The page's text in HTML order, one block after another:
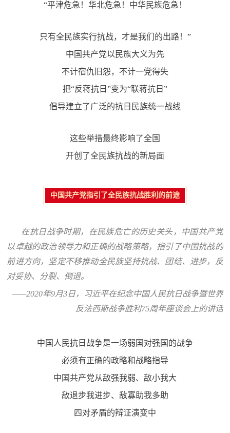
“平津危急！华北危急！中华民族危急！
只有全民族实行抗战，才是我们的出路！”
中国共产党以民族大义为先
不计宿仇旧怨，不计一党得失
把“反蒋抗日”变为“联蒋抗日”
倡导建立了广泛的抗日民族统一战线
这些举措最终影响了全国
开创了全民族抗战的新局面
中国共产党指引了全民族抗战胜利的前途
在抗日战争时期，在民族危亡的历史关头，中国共产党
以卓越的政治领导力和正确的战略策略，指引了中国抗战的
前进方向，坚定不移推动全民族坚持抗战、团结、进步，反
对妥协、分裂、倒退。
——2020年9月3日，习近平在纪念中国人民抗日战争暨世界
反法西斯战争胜利75周年座谈会上的讲话
中国人民抗日战争是一场弱国对强国的战争
必须有正确的政略和战略指导
中国共产党从敌强我弱、敌小我大
敌退步我进步、敌寡助我多助
四对矛盾的辩证演变中